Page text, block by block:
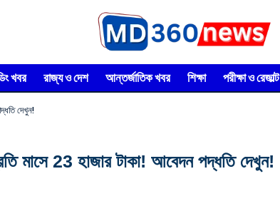
খবর রাজ্য ও দেশ আন্তর্জাতিক খবর শিক্ষা পরীক্ষা ও রেজাল্ট
দেখুন!
মাসে 23 হাজার টাকা! আবেদন পদ্ধতি দেখুন!